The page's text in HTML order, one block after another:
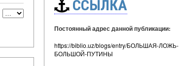
ССЫЛКА
Постоянный адрес данной публикации:
https://biblio.uz/blogs/entry/БОЛЬШАЯ-ЛОЖЬ-
БОЛЬШОЙ-ПУТИНЫ